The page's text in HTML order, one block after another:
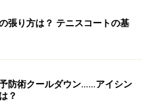
張り方は？ テニスコートの基
防術クールダウン……アイシン
？